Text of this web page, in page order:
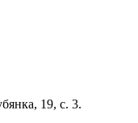
19, с. 3.